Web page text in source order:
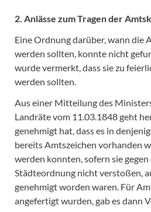
2. Anlässe zum Tragen der
Eine Ordnung darüber, wann die
werden sollten, konnte nicht
wurde vermerkt, dass sie zu
werden sollten.
Aus einer Mitteilung des
Landräte vom 11.03.1848 geht
genehmigt hat, dass es in
bereits Amtszeichen vorhanden
werden konnten, sofern sie
Städteordnung nicht verstoßen,
genehmigt worden waren. Für
angefertigt wurden, gab es dann